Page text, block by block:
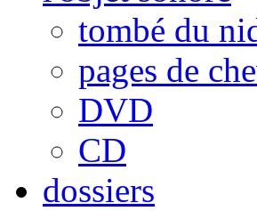
tombé du
pages de
DVD
CD
dossiers